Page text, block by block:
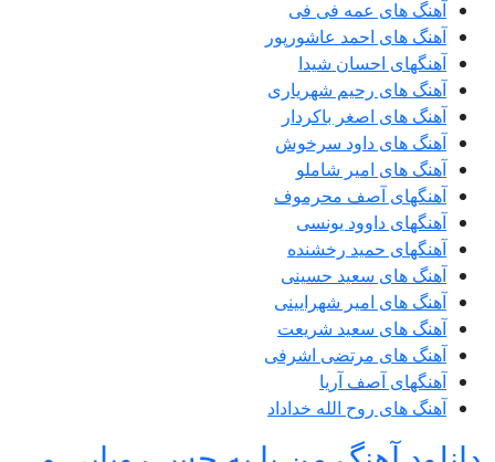
آهنگ های عمه فی فی
آهنگ های احمد عاشورپور
آهنگهای احسان شیدا
آهنگ های رحیم شهریاری
آهنگ های اصغر باکردار
آهنگ های داود سرخوش
آهنگ های امیر شاملو
آهنگهای آصف محرموف
آهنگهای داوود یونسی
آهنگهای حمید رخشنده
آهنگ های سعید حسینی
آهنگ های امیر شهرایینی
آهنگ های سعید شریعت
آهنگ های مرتضی اشرفی
آهنگهای آصف آریا
آهنگ های روح الله خداداد